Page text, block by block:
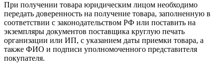
При получении товара юридическим лицом необходимо
передать доверенность на получение товара, заполненную в
соответствии с законодательством РФ или поставить на
экземпляры документов поставщика круглую печать
организации или ИП, с указанием даты приемки товара, а
также ФИО и подписи уполномоченного представителя
покупателя.